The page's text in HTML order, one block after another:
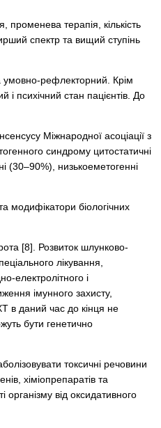
променева терапія, кількість
спектр та вищий ступінь
умовно-рефлекторний. Крім
психічний стан пацієнтів. До
Міжнародної асоціації з
синдрому цитостатичні
(30–90%), низькоеметогенні
модифікатори біологічних
[8]. Розвиток шлунково-
лікування,
електролітного і
імунного захисту,
в даний час до кінця не
бути генетично
токсичні речовини
хіміопрепаратів та
організму від оксидативного